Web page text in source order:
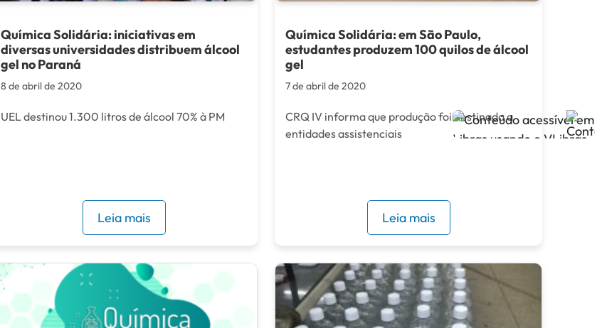
Química Solidária: iniciativas em
diversas universidades distribuem álcool
gel no Paraná
8 de abril de 2020
UEL destinou 1.300 litros de álcool 70% à PM
Leia mais
Química Solidária: em São Paulo,
estudantes produzem 100 quilos de álcool
gel
7 de abril de 2020
CRQ IV informa que produção foi destinada a
entidades assistenciais
Leia mais